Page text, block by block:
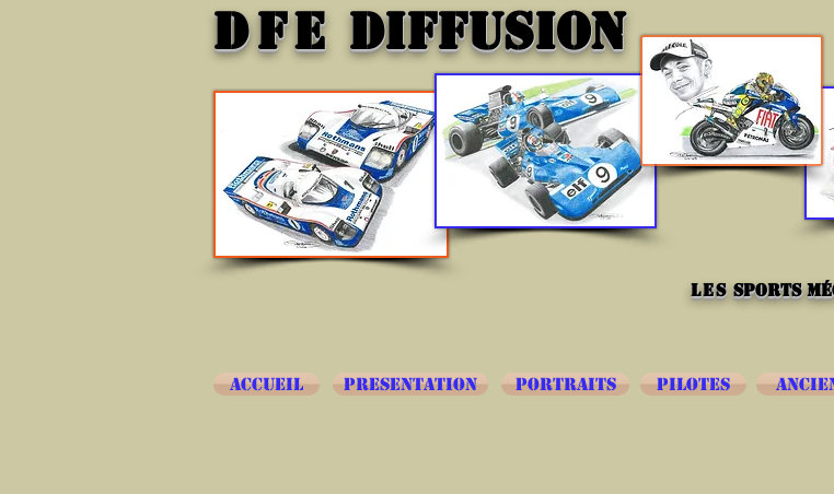
DFE DIFFUSION
lessports
PILOTES
PORTRAITS
PRESENTATION
ACCUEIL